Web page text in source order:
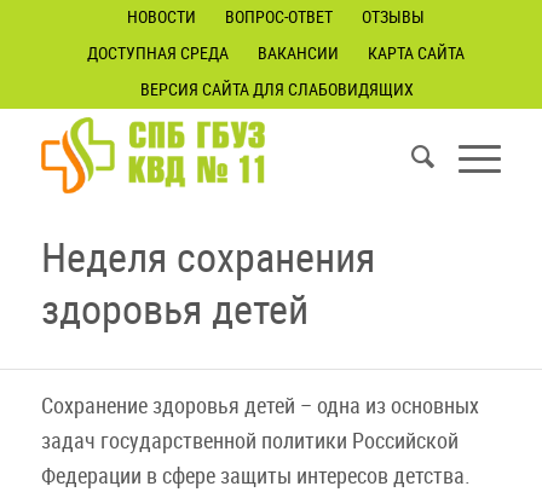
НОВОСТИ ВОПРОС-ОТВЕТ
ОТЗЫВЫ
ДОСТУПНАЯ СРЕДА
ВАКАНСИИ
КАРТА САЙТА
ВЕРСИЯ САЙТА ДЛЯ СЛАБОВИДЯЩИХ
Неделя сохранения
здоровья детей
Сохранение здоровья детей – одна из основных
задач государственной политики Российской
Федерации в сфере защиты интересов детства.